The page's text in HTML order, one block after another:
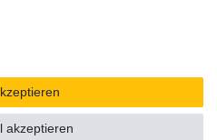
es sich um ein Pflichtfeld.
akzeptieren